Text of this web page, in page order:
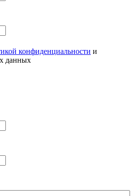
конфиденциальности и
данных